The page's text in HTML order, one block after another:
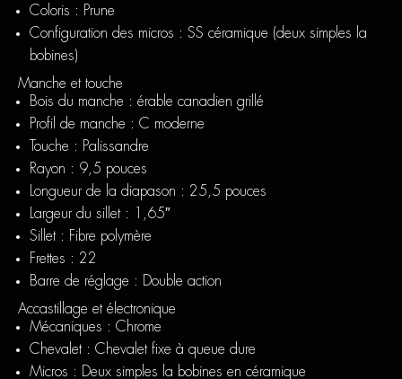
Coloris : Prune
Configuration des micros : SS céramique (deux simples la
bobines)
Manche et touche
Bois du manche : érable canadien grillé
Profil de manche : C moderne
Touche : Palissandre
Rayon : 9,5 pouces
Longueur de la diapason : 25,5 pouces
Largeur du sillet : 1,65″
Sillet : Fibre polymère
Frettes : 22
Barre de réglage : Double action
Accastillage et électronique
Mécaniques : Chrome
Chevalet : Chevalet fixe à queue dure
Micros : Deux simples la bobines en céramique